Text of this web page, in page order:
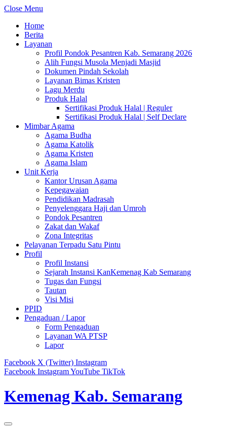
Close Menu
Home
Berita
Layanan
Profil Pondok Pesantren Kab. Semarang 2026
Alih Fungsi Musola Menjadi Masjid
Dokumen Pindah Sekolah
Layanan Bimas Kristen
Lagu Merdu
Produk Halal
Sertifikasi Produk Halal | Reguler
Sertifikasi Produk Halal | Self Declare
Mimbar Agama
Agama Budha
Agama Katolik
Agama Kristen
Agama Islam
Unit Kerja
Kantor Urusan Agama
Kepegawaian
Pendidikan Madrasah
Penyelenggara Haji dan Umroh
Pondok Pesantren
Zakat dan Wakaf
Zona Integritas
Pelayanan Terpadu Satu Pintu
Profil
Profil Instansi
Sejarah Instansi KanKemenag Kab Semarang
Tugas dan Fungsi
Tautan
Visi Misi
PPID
Pengaduan / Lapor
Form Pengaduan
Layanan WA PTSP
Lapor
Facebook X (Twitter) Instagram
Facebook InstagramYouTube TikTok
Kemenag Kab. Semarang